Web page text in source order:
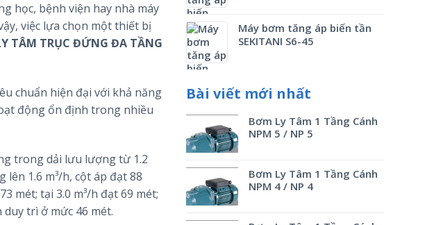
học, bệnh viện hay nhà máy
việc lựa chọn một thiết bị
TÂM TRỤC ĐỨNG ĐA TẦNG
chuẩn hiện đại với khả năng
động ổn định trong nhiều
trong dải lưu lượng từ 1.2
1.6 m³/h, cột áp đạt 88
mét; tại 3.0 m³/h đạt 69 mét;
duy trì ở mức 46 mét.
Máy bơm tăng áp biến tần
SEKITANI S6-45
Bài viết mới nhất
Bơm Ly Tâm 1 Tầng Cánh
NPM 5 / NP 5
Bơm Ly Tâm 1 Tầng Cánh
NPM 4 / NP 4